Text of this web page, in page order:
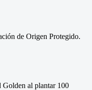
de Origen Protegido.
al plantar 100